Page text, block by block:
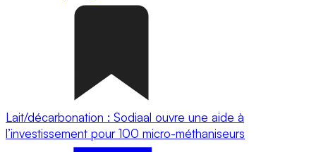
Lait/décarbonation : Sodiaal ouvre une aide à
l’investissement pour 100 micro-méthaniseurs